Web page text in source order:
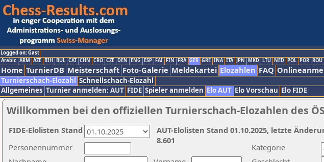
Logged on: Gast
Arabic ARM AZE BIH BUL CAT CHN CRO CZE DEN ENG ESP FAI FIN FRA GER GRE INA ITA JPN MKD LTU NED POL POR ROU
Home TurnierDB Meisterschaft Foto-Galerie Meldekartei Elozahlen FAQ
Turnierschach-Elozahl Schnellschach-Elozahl
Allgemeines Turnier anmelden: AUT FIDE Spieler anmelden Elo AUT Elo Vorschau Elo FIDE
Willkommen bei den offiziellen Turnierschach-Elozahlen des
Kategorie
Personennummer
AUT-Elolisten Stand 01.10.2025, letzte
8.601
FIDE-Elolisten Stand